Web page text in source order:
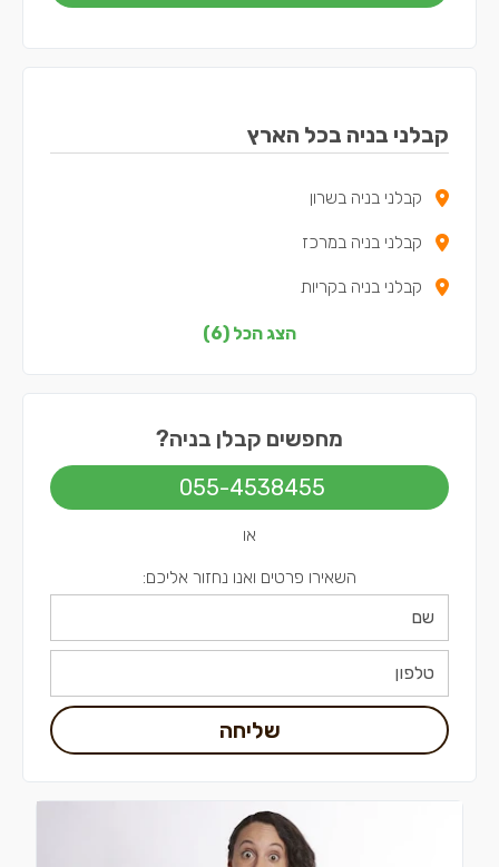
קבלני בניה בכל הארץ
קבלני בניה בשרון
קבלני בניה במרכז
קבלני בניה בקריות
קבלני בניה בצפון
הצג הכל (6)
מחפשים קבלן בניה?
055-4538455
או
השאירו פרטים ואנו נחזור אליכם:
שליחה